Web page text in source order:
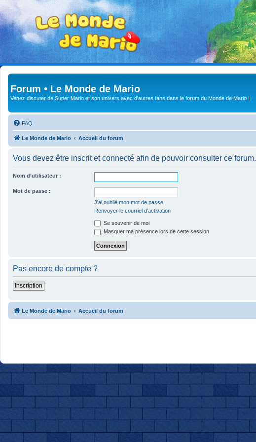
Forum • Le Monde de Mario
Venez discuter de Super Mario et son univers avec d'autres fans dans le forum du Monde de Mario !
FAQ
Le Monde de Mario Accueil du forum
Vous devez être inscrit et connecté afin de pouvoir consulter ce forum.
Nom d’utilisateur :
Mot de passe :
J’ai oublié mon mot de passe
Renvoyer le courriel d’activation
Se souvenir de moi
Masquer ma présence lors de cette session
Pas encore de compte ?
Inscription
Le Monde de Mario Accueil du forum